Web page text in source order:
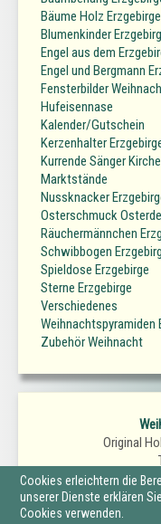
Bäume Holz Erzgebirge
Blumenkinder
Engel aus dem
Engel und Bergmann
Fensterbilder
Hufeisennase
Kalender/Gutschein
Kerzenhalter
Kurrende Sänger
Marktstände
Nussknacker
Osterschmuck
Räuchermännchen
Schwibbogen
Spieldose Erzgebirge
Sterne Erzgebirge
Verschiedenes
Weihnachtspyramiden
Zubehör Weihnacht
Original
E-Mail:
Cookies erleichtern die
unserer Dienste erklären
Cookies verwenden.